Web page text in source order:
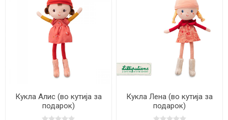
Кукла Алис (во кутија за
подарок)
Кукла Лена (во кутија за
подарок)